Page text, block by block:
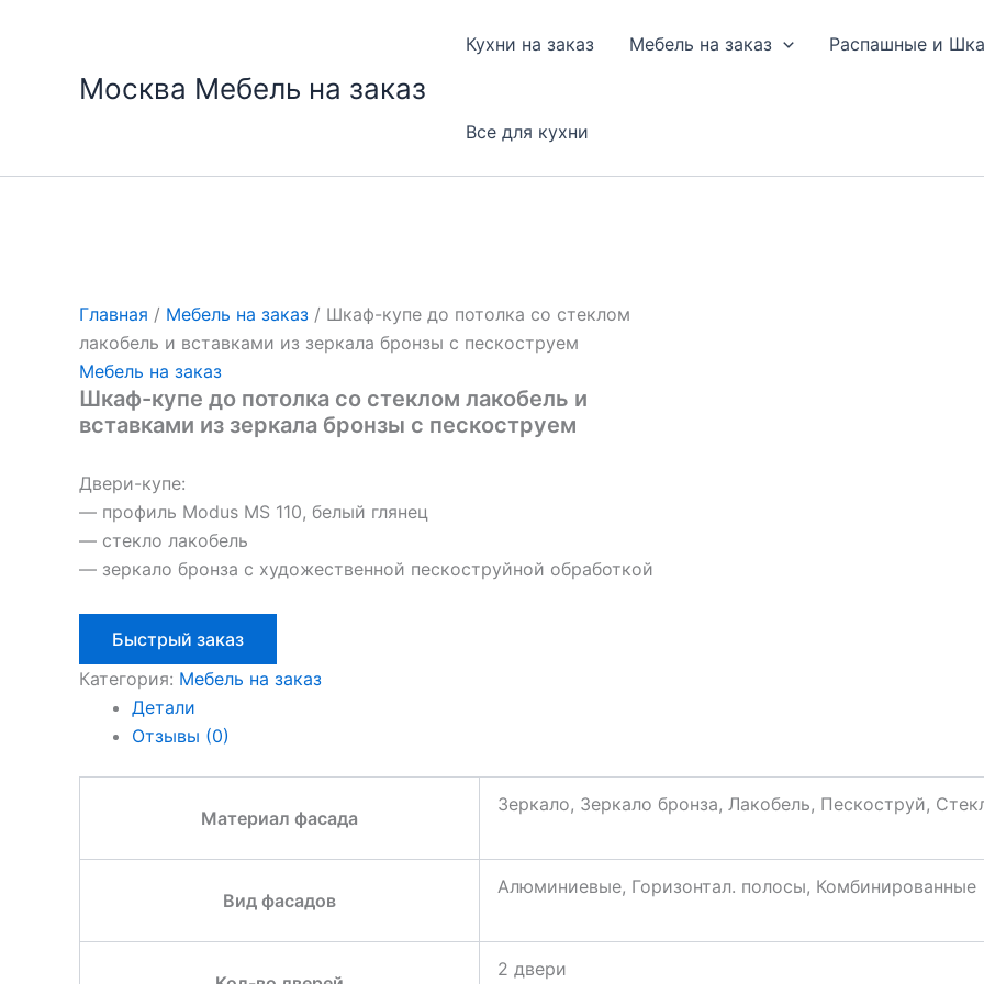
Москва Мебель на заказ
Кухни на заказ Мебель на заказ Распашные и
Все для кухни
Главная / Мебель на заказ / Шкаф-купе до потолка со стеклом
лакобель и вставками из зеркала бронзы с пескоструем
Мебель на заказ
Шкаф-купе до потолка со стеклом лакобель и
вставками из зеркала бронзы с пескоструем
Двери-купе:
— профиль Modus MS 110, белый глянец
— стекло лакобель
— зеркало бронза с художественной пескоструйной обработкой
Быстрый заказ
Категория: Мебель на заказ
Детали
Отзывы (0)
Материал фасада
Зеркало, Зеркало бронза, Лакобель, Пескоструй,
Вид фасадов
Алюминиевые, Горизонтал. полосы, Комбинированные
2 двери